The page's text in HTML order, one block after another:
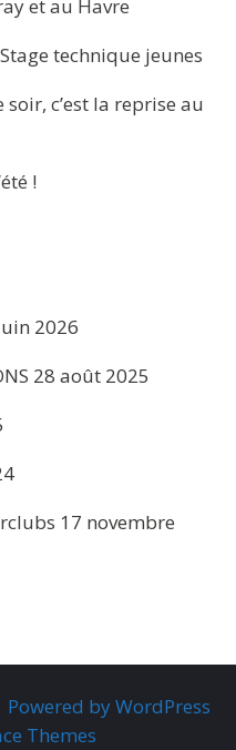
et au Havre
Stage technique jeunes
soir, c’est la reprise au
!
2026
28 août 2025
17 novembre
Powered by WordPress
Themes